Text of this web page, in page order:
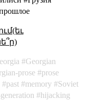
Georgian
prose
prose
past memory
Soviet
hijacking